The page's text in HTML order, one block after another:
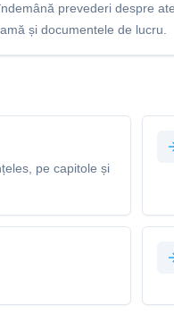
prevederi despre
și documentele de lucru.
pe capitole și